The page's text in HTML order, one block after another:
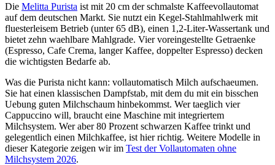
Die Melitta Purista ist mit 20 cm der schmalste Kaffeevollautomat
auf dem deutschen Markt. Sie nutzt ein Kegel-Stahlmahlwerk mit
fluesterleisem Betrieb (unter 65 dB), einen 1,2-Liter-Wassertank und
bietet zehn waehlbare Mahlgrade. Vier voreingestellte Getraenke
(Espresso, Cafe Crema, langer Kaffee, doppelter Espresso) decken
die wichtigsten Bedarfe ab.
Was die Purista nicht kann: vollautomatisch Milch aufschaeumen.
Sie hat einen klassischen Dampfstab, mit dem du mit ein bisschen
Uebung guten Milchschaum hinbekommst. Wer taeglich vier
Cappuccino will, braucht eine Maschine mit integriertem
Milchsystem. Wer aber 80 Prozent schwarzen Kaffee trinkt und
gelegentlich einen Milchkaffee, ist hier richtig. Weitere Modelle in
dieser Kategorie zeigen wir im Test der Vollautomaten ohne
Milchsystem 2026.